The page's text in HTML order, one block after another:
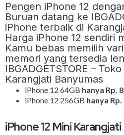
Pengen iPhone 12
Buruan datang ke
iPhone terbaik di
Harga iPhone 12 sendiri
Kamu bebas memilih
memori yang tersedia
IBGADGETSTORE –
Karangjati Banyumas
iPhone 12 64GB hanya Rp.
iPhone 12 256GB hanya
iPhone 12 Mini